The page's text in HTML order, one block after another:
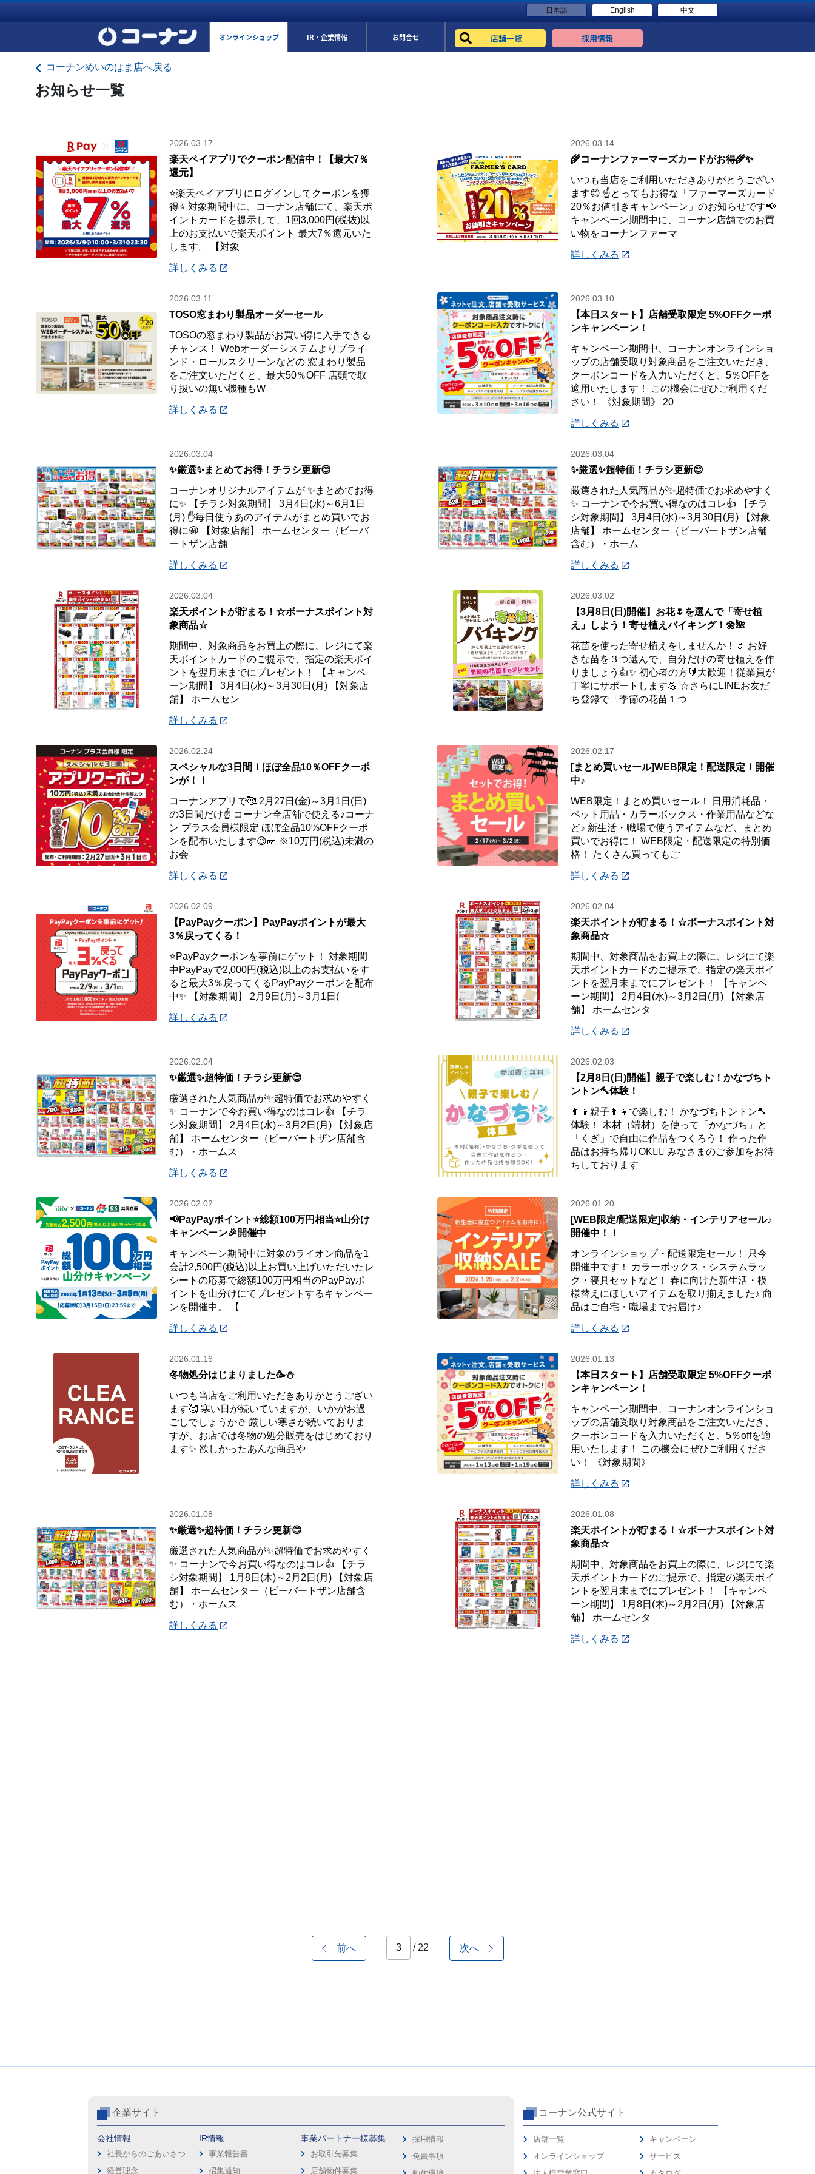
日本語 English 中文
オンラインショップ IR・企業情報 お問合せ 店舗一覧 採用情報
コーナンめいのはま店へ戻る
お知らせ一覧
2026.03.17
楽天ペイアプリでクーポン配信中！【最大7％
還元】
⭐楽天ペイアプリにログインしてクーポンを獲
得⭐ 対象期間中に、コーナン店舗にて、楽天ポ
イントカードを提示して、1回3,000円(税抜)以
上のお支払いで楽天ポイント 最大7％還元いた
します。 【対象
詳しくみる
2026.03.14
🌾コーナンファーマーズカードがお得🌾✨
いつも当店をご利用いただきありがとうござい
ます😊 ☝️とってもお得な「ファーマーズカード
20％お値引きキャンペーン」のお知らせです📢
キャンペーン期間中に、コーナン店舗でのお買
い物をコーナンファーマ
詳しくみる
2026.03.11
TOSO窓まわり製品オーダーセール
TOSOの窓まわり製品がお買い得に入手できる
チャンス！ Webオーダーシステムよりブライ
ンド・ロールスクリーンなどの 窓まわり製品
をご注文いただくと、最大50％OFF 店頭で取
り扱いの無い機種もW
詳しくみる
2026.03.10
【本日スタート】店舗受取限定 5%OFFクーポ
ンキャンペーン！
キャンペーン期間中、コーナンオンラインショ
ップの店舗受取り対象商品をご注文いただき、
クーポンコードを入力いただくと、5％OFFを
適用いたします！ この機会にぜひご利用くだ
さい！ 《対象期間》 20
詳しくみる
2026.03.04
✨厳選✨まとめてお得！チラシ更新😊
コーナンオリジナルアイテムが ✨まとめてお得
に✨ 【チラシ対象期間】 3月4日(水)～6月1日
(月) ✋毎日使うあのアイテムがまとめ買いでお
得に😀 【対象店舗】 ホームセンター（ビーバ
ートザン店舗
詳しくみる
2026.03.04
✨厳選✨超特価！チラシ更新😊
厳選された人気商品が✨超特価でお求めやすく
✨ コーナンで今お買い得なのはコレ👍 【チラ
シ対象期間】 3月4日(水)～3月30日(月) 【対象
店舗】 ホームセンター（ビーバートザン店舗
含む）・ホーム
詳しくみる
2026.03.04
楽天ポイントが貯まる！☆ボーナスポイント対
象商品☆
期間中、対象商品をお買上の際に、レジにて楽
天ポイントカードのご提示で、指定の楽天ポイ
ントを翌月末までにプレゼント！ 【キャンペ
ーン期間】 3月4日(水)～3月30日(月) 【対象店
舗】 ホームセン
詳しくみる
2026.03.02
【3月8日(日)開催】お花🌷を選んで「寄せ植
え」しよう！寄せ植えバイキング！🌼🌺
花苗を使った寄せ植えをしませんか！🌷 お好
きな苗を３つ選んで、自分だけの寄せ植えを作
りましょう👍✨ 初心者の方🔰大歓迎！従業員が
丁寧にサポートします💪 ☆さらにLINEお友だ
ち登録で「季節の花苗１つ
2026.02.24
スペシャルな3日間！ほぼ全品10％OFFクーポ
ンが！！
コーナンアプリで🥰 2月27日(金)～3月1日(日)
の3日間だけ☝️ コーナン全店舗で使える♪コーナ
ン プラス会員様限定 ほぼ全品10%OFFクーポ
ンを配布いたします😉🎫 ※10万円(税込)未満の
お会
詳しくみる
2026.02.17
[まとめ買いセール]WEB限定！配送限定！開催
中♪
WEB限定！まとめ買いセール！ 日用消耗品・
ペット用品・カラーボックス・作業用品などな
ど♪ 新生活・職場で使うアイテムなど、まとめ
買いでお得に！ WEB限定・配送限定の特別価
格！ たくさん買ってもご
詳しくみる
2026.02.09
【PayPayクーポン】PayPayポイントが最大
3％戻ってくる！
⭐PayPayクーポンを事前にゲット！ 対象期間
中PayPayで2,000円(税込)以上のお支払いをす
ると最大3％戻ってくるPayPayクーポンを配布
中✨ 【対象期間】 2月9日(月)～3月1日(
詳しくみる
2026.02.04
楽天ポイントが貯まる！☆ボーナスポイント対
象商品☆
期間中、対象商品をお買上の際に、レジにて楽
天ポイントカードのご提示で、指定の楽天ポイ
ントを翌月末までにプレゼント！ 【キャンペ
ーン期間】 2月4日(水)～3月2日(月) 【対象店
舗】 ホームセンタ
詳しくみる
2026.02.04
✨厳選✨超特価！チラシ更新😊
厳選された人気商品が✨超特価でお求めやすく
✨ コーナンで今お買い得なのはコレ👍 【チラ
シ対象期間】 2月4日(水)～3月2日(月) 【対象店
舗】 ホームセンター（ビーバートザン店舗含
む）・ホームス
詳しくみる
2026.02.03
【2月8日(日)開催】親子で楽しむ！かなづちト
ントン🔨体験！
👨‍👦親子👩‍👧で楽しむ！ かなづちトントン🔨
体験！ 木材（端材）を使って「かなづち」と
「くぎ」で自由に作品をつくろう！ 作った作
品はお持ち帰りOK🙆‍♀️ みなさまのご参加をお待
ちしております
2026.02.02
📢PayPayポイント⭐総額100万円相当⭐山分け
キャンペーン🎉開催中
キャンペーン期間中に対象のライオン商品を1
会計2,500円(税込)以上お買い上げいただいたレ
シートの応募で総額100万円相当のPayPayポ
イントを山分けにてプレゼントするキャンペー
ンを開催中。 【
詳しくみる
2026.01.20
[WEB限定/配送限定]収納・インテリアセール♪
開催中！！
オンラインショップ・配送限定セール！ 只今
開催中です！ カラーボックス・システムラッ
ク・寝具セットなど！ 春に向けた新生活・模
様替えにほしいアイテムを取り揃えました♪ 商
品はご自宅・職場までお届け♪
詳しくみる
2026.01.16
冬物処分はじまりました🥳⛄
いつも当店をご利用いただきありがとうござい
ます🥰 寒い日が続いていますが、いかがお過
ごしでしょうか⛄ 厳しい寒さが続いておりま
すが、お店では冬物の処分販売をはじめており
ます✨ 欲しかったあんな商品や
2026.01.13
【本日スタート】店舗受取限定 5%OFFクーポ
ンキャンペーン！
キャンペーン期間中、コーナンオンラインショ
ップの店舗受取り対象商品をご注文いただき、
クーポンコードを入力いただくと、5％offを適
用いたします！ この機会にぜひご利用くださ
い！ 《対象期間》
詳しくみる
2026.01.08
✨厳選✨超特価！チラシ更新😊
厳選された人気商品が✨超特価でお求めやすく
✨ コーナンで今お買い得なのはコレ👍 【チラ
シ対象期間】 1月8日(木)～2月2日(月) 【対象店
舗】 ホームセンター（ビーバートザン店舗含
む）・ホームス
詳しくみる
2026.01.08
楽天ポイントが貯まる！☆ボーナスポイント対
象商品☆
期間中、対象商品をお買上の際に、レジにて楽
天ポイントカードのご提示で、指定の楽天ポイ
ントを翌月末までにプレゼント！ 【キャンペ
ーン期間】 1月8日(木)～2月2日(月) 【対象店
舗】 ホームセンタ
詳しくみる
前へ / 22 次へ
企業サイト
会社情報
社長からのごあいさつ
経営理念
IR情報
事業報告書
招集通知
事業パートナー様募集
お取引先募集
店舗物件募集
採用情報
免責事項
コーナン公式サイト
店舗一覧
オンラインショップ
キャンペーン
サービス